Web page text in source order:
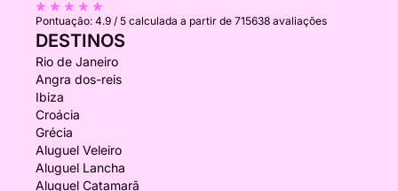
Pontuação: 4.9 / 5 calculada a partir de 715638 avaliações
DESTINOS
Rio de Janeiro
Angra dos-reis
Ibiza
Croácia
Grécia
Aluguel Veleiro
Aluguel Lancha
Aluguel Catamarã